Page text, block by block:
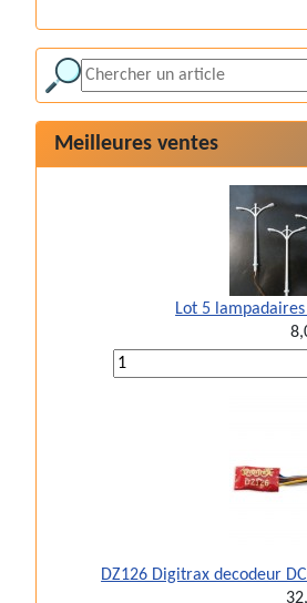
Meilleures ventes
Lot 5
DZ126 Digitrax decodeur